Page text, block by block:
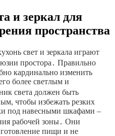
и зеркал для
пространства
свет и зеркала играют
простора․ Правильно
кардинально изменить
более светлым и
света должен быть
чтобы избежать резких
под навесными шкафами –
рабочей зоны․ Они
пищи и не